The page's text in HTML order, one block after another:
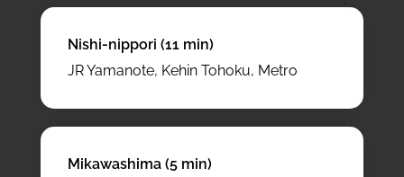
Nishi-nippori (11 min)
JR Yamanote, Kehin Tohoku, Metro
Mikawashima (5 min)